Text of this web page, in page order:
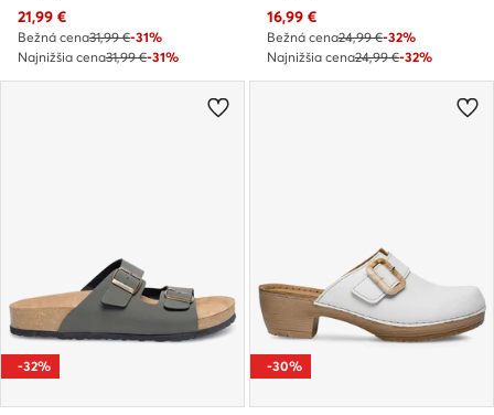
Aktuálna cena
21,99 €
Bežná cena31,99 €-31%
Najnižšia cena31,99 €-31%
Aktuálna cena
16,99 €
Bežná cena24,99 €-32%
Najnižšia cena24,99 €-32%
-32% -30%